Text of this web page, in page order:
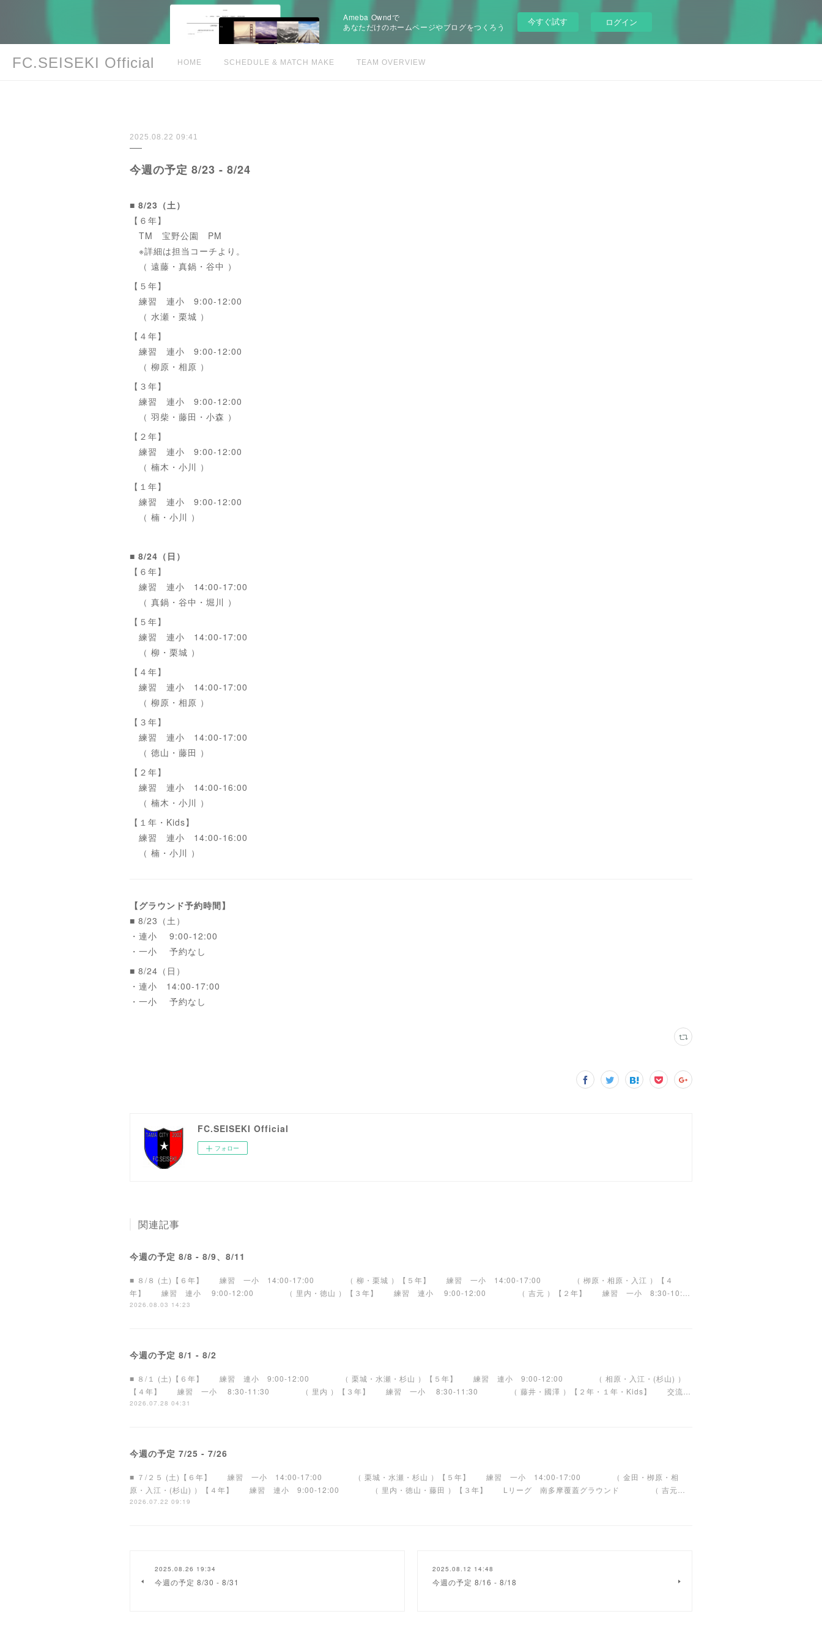
Ameba Owndで
あなただけのホームページやブログをつくろう
今すぐ試す ログイン
FC.SEISEKI Official HOME SCHEDULE & MATCH MAKE TEAM OVERVIEW
2025.08.22 09:41
今週の予定 8/23 - 8/24
■ 8/23（土）
【６年】
TM 宝野公園 PM
※詳細は担当コーチより。
（ 遠藤・真鍋・谷中 ）
【５年】
練習 連小 9:00-12:00
（ 水瀬・栗城 ）
【４年】
練習 連小 9:00-12:00
（ 柳原・相原 ）
【３年】
練習 連小 9:00-12:00
（ 羽柴・藤田・小森 ）
【２年】
練習 連小 9:00-12:00
（ 楠木・小川 ）
【１年】
練習 連小 9:00-12:00
（ 楠・小川 ）
■ 8/24（日）
【６年】
練習 連小 14:00-17:00
（ 真鍋・谷中・堀川 ）
【５年】
練習 連小 14:00-17:00
（ 柳・栗城 ）
【４年】
練習 連小 14:00-17:00
（ 柳原・相原 ）
【３年】
練習 連小 14:00-17:00
（ 徳山・藤田 ）
【２年】
練習 連小 14:00-16:00
（ 楠木・小川 ）
【１年・Kids】
練習 連小 14:00-16:00
（ 楠・小川 ）
【グラウンド予約時間】
■ 8/23（土）
・連小 9:00-12:00
・一小 予約なし
■ 8/24（日）
・連小 14:00-17:00
・一小 予約なし
FC.SEISEKI Official
フォロー
関連記事
今週の予定 8/8 - 8/9、8/11
■ ８/８ (土)【６年】 練習 一小 14:00-17:00 （ 柳・栗城 ）【５年】 練習 一小 14:00-17:00 （ 栁原・相原・入江 ）【４
年】 練習 連小 9:00-12:00 （ 里内・徳山 ）【３年】 練習 連小 9:00-12:00 （ 吉元 ）【２年】 練習 一小 8:30-10:…
2026.08.03 14:23
今週の予定 8/1 - 8/2
■ ８/１ (土)【６年】 練習 連小 9:00-12:00 （ 栗城・水瀬・杉山 ）【５年】 練習 連小 9:00-12:00 （ 相原・入江・(杉山) ）
【４年】 練習 一小 8:30-11:30 （ 里内 ）【３年】 練習 一小 8:30-11:30 （ 藤井・國澤 ）【２年・１年・Kids】 交流…
2026.07.28 04:31
今週の予定 7/25 - 7/26
■ ７/２５ (土)【６年】 練習 一小 14:00-17:00 （ 栗城・水瀬・杉山 ）【５年】 練習 一小 14:00-17:00 （ 金田・栁原・相
原・入江・(杉山) ）【４年】 練習 連小 9:00-12:00 （ 里内・徳山・藤田 ）【３年】 Lリーグ 南多摩覆蓋グラウンド （ 吉元…
2026.07.22 09:19
2025.08.26 19:34
今週の予定 8/30 - 8/31
2025.08.12 14:48
今週の予定 8/16 - 8/18